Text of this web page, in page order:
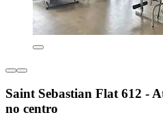
Saint Sebastian Flat 612 -
no centro